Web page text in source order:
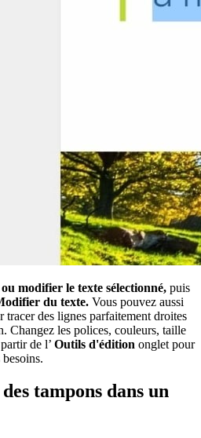
modifier le texte sélectionné, puis
du texte. Vous pouvez aussi
des lignes parfaitement droites
Changez les polices, couleurs, taille
de l’ Outils d'édition onglet pour
tampons dans un